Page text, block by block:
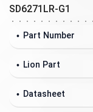
SD6271LR-G1
Part Number
Lion Part
Datasheet